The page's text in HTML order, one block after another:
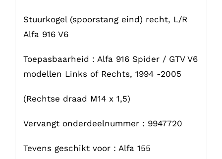
Stuurkogel (spoorstang eind) recht, L/R
Alfa 916 V6
Toepasbaarheid : Alfa 916 Spider / GTV V6
modellen Links of Rechts, 1994 -2005
(Rechtse draad M14 x 1,5)
Vervangt onderdeelnummer : 9947720
Tevens geschikt voor : Alfa 155